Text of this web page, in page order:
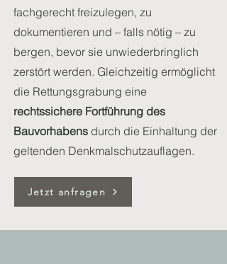
fachgerecht freizulegen, zu
dokumentieren und – falls nötig – zu
bergen, bevor sie unwiederbringlich
zerstört werden. Gleichzeitig ermöglicht
die Rettungsgrabung eine
rechtssichere Fortführung des
Bauvorhabens durch die Einhaltung der
geltenden Denkmalschutzauflagen.
Jetzt anfragen